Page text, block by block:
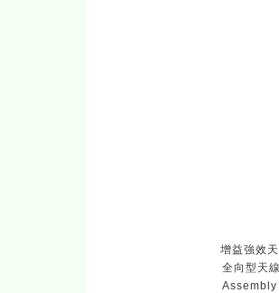
增益強效
全向型天
Assembly